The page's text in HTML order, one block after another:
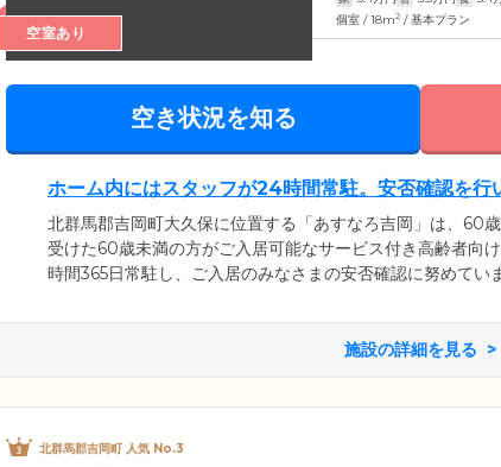
空室あり
個室 / 18m2 / 基本プラン
空き状況を知る
ホーム内にはスタッフが24時間常駐。安否確認を行
北群馬郡吉岡町大久保に位置する「あすなろ吉岡」は、60
受けた60歳未満の方がご入居可能なサービス付き高齢者向
時間365日常駐し、ご入居のみなさまの安否確認に努めてい
心してお過ごしいただけます。また、日常生活におけるお
った生活相談を承っていますので、お気軽にご相談ください。
施設の詳細を見る
北群馬郡吉岡町 人気 No.3